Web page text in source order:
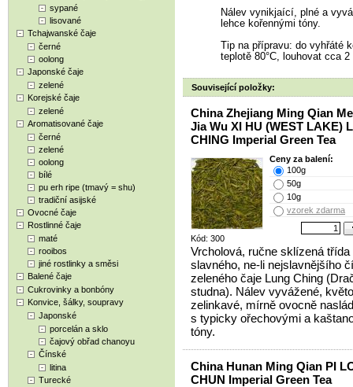
sypané
lisované
Tchajwanské čaje
černé
oolong
Japonské čaje
zelené
Korejské čaje
zelené
Aromatisované čaje
černé
zelené
oolong
bílé
pu erh ripe (tmavý = shu)
tradiční asijské
Ovocné čaje
Rostlinné čaje
maté
rooibos
jiné rostlinky a směsi
Balené čaje
Cukrovinky a bonbóny
Konvice, šálky, soupravy
Japonské
porcelán a sklo
čajový obřad chanoyu
Čínské
litina
Turecké
Nálev vynikjaící, plné a
lehce kořennými tóny.
Tip na přípravu: do vyhřáté
teplotě 80°C, louhovat cca
Související položky:
China Zhejiang Ming Qian
Jia Wu XI HU (WEST LAKE)
CHING Imperial Green Tea
Kód: 300
Ceny za balení:
100g
50g
10g
vzorek zdarma
Vrcholová, ručne sklízená třída
slavného, ne-li nejslavnějšího
zeleného čaje Lung Ching
studna). Nálev vyvážené,
zelinkavé, mírně ovocně
s typicky ořechovými a
tóny.
China Hunan Ming Qian PI
CHUN Imperial Green Tea